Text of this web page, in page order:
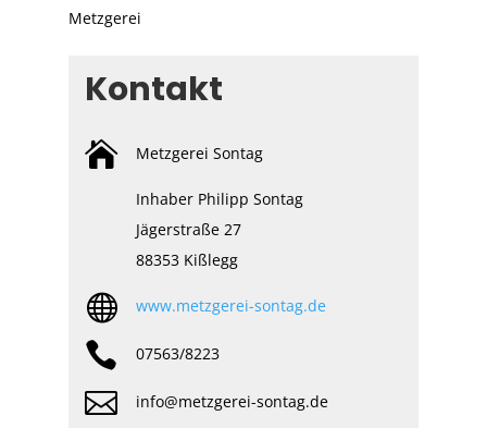
Metzgerei
Kontakt
 Metzgerei Sontag
Inhaber Philipp Sontag
Jägerstraße 27
88353 Kißlegg
 www.metzgerei-sontag.de
 07563/8223
 info@metzgerei-sontag.de